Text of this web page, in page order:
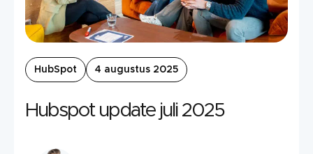
HubSpot 4 augustus 2025
Hubspot update juli 2025